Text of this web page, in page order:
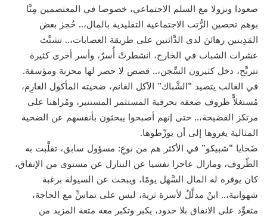
صعودا ونزولا مع السلم الاجتماعي، خصوصا في المعتصمين مِنَّا
بوهم تحصين الرُّتب الاجتماعية التقليدية بالمال،.. حُجز بعض
المَدِينين رهائنَ لدى الدَّائنين على طريقة العصابات،.. تشتَّتَ
عشرات الشباب في الخارج، انشطرتْ أُسرٌ، وأسر أخرى كثيرة
تترنَّح، دخل كثيرون السِّجن،.. قصص لا حصر لها محزنة ومؤسفة.
في الغالب يتصيد “الشَّباك” الآكل الغانم، ضحيته المأكول الغارِم،
مُستغلاًّ ظروف ضعفه بحرفية المستثمر المستنير، ومُراهنا على
مرتكز الفضيحة،.. حتى إنهم أصبحوا يبحثون بأنفسهم عن الضحية
المثالية يغروها إلى أن يورِّطوها.
ضَحايا “شبيكو” في الأكثر هم من نوعِ: مسؤول سابق، تقلَّبت به
الظّروف، ومازال عاجزا نفسيا عن التنازل عن مستوى من الإنفاق،
كان يوفره له المال السَّهل يومًا، ويبحث عن السيولة برغبة
شهوانية،.. ابنٌ مدلَّلٌ لأسرة ثرية، ليس على تماسٍّ مع الحاجة،
متعوِّد على الانفاق بلا حدود، يكبر وتكبر معه متعة المزيد من